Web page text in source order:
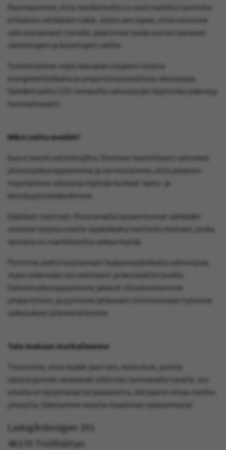
Huomasimme, että markkinoilla on usein kalliita tuotteita
erilaisten välikäsien takia. Joten sen sijaan, että olisimme
vain seuranneet trendiä, päätimme luoda suoran kanavan
valmistajien ja kuluttajien välille.
Tunnistamme myös kasvavan tarpeen tarjota
energiatehokkaita ja ympäristöystävällisiä valosarjoja.
Vaihdettavilla LED-lampuilla valosarjojen käyttöikä pidentyy
huomattavasti.
Miksi valita meidät?
Suora tuonti valmistajilta: Olemme huolellisesti valinneet
yhteistyökumppanimme ja varmistamme, että jokainen
myymämme valosarja täyttää korkeat laatu- ja
kestävyysstandardimme.
Edulliset tuotteet: Poistamalla tarpeettomat välikädet
voimme tarjota sinulle laadukkaita tuotteita hintaan, jonka
veroista on markkinoilta vaikea löytää.
Pyrimme paitsi tarjoamaan huippulaadukkaita valosarjoja,
myös tekemään sen eettisesti ja kestävällä tavalla.
Valmistuskumppanimme jakavat sitoutumisemme
ympäristöön, ja pyrimme jatkuvasti minimoimaan työmme
vaikutukset planeetallemme.
Tule mukaan matkallemme
Toivomme, että löydät juuri sen, mitä etsit, ja että
valosarjamme valaisevat ulkotilasi lumoavalla tavalla. Jos
sinulla on kysyttävää tai palautetta, älä epäröi ottaa meihin
yhteyttä. Odotamme innolla maailmasi valaisemista!
Ladugårdsvägen 101
46170 Trollhättan